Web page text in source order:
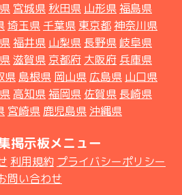
宮城県 秋田県 山形県福島県
埼玉県 千葉県 東京都神奈川県
福井県 山梨県 長野県 岐阜県
滋賀県 京都府 大阪府 兵庫県
県 島根県 岡山県 広島県 山口県
高知県福岡県 佐賀県 長崎県
宮崎県 鹿児島県 沖縄県
掲示板メニュー
利用規約 プライバシーポリシー
問い合わせ